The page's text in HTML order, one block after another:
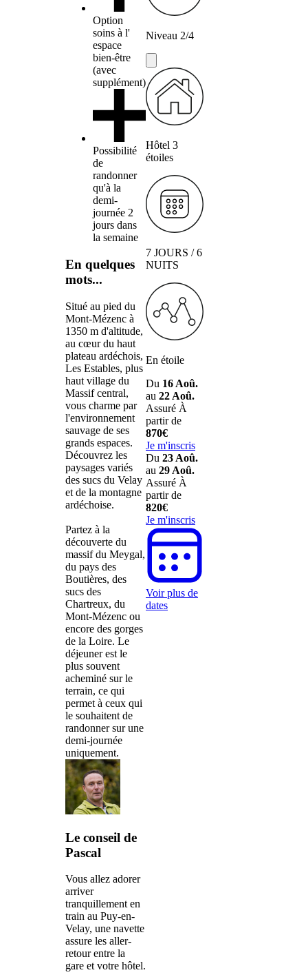
Option
soins à l'
espace
bien-être
(avec
supplément)
Possibilité
de
randonner
qu'à la
demi-
journée 2
jours dans
la semaine
En quelques
mots...
Situé au pied du
Mont-Mézenc à
1350 m d'altitude,
au cœur du haut
plateau ardéchois,
Les Estables, plus
haut village du
Massif central,
vous charme par
l'environnement
sauvage de ses
grands espaces.
Découvrez les
paysages variés
des sucs du Velay
et de la montagne
ardéchoise.
Partez à la
découverte du
massif du Meygal,
du pays des
Boutières, des
sucs des
Chartreux, du
Mont-Mézenc ou
encore des gorges
de la Loire. Le
déjeuner est le
plus souvent
acheminé sur le
terrain, ce qui
permet à ceux qui
le souhaitent de
randonner sur une
demi-journée
uniquement.
Le conseil de
Pascal
Vous allez adorer
arriver
tranquillement en
train au Puy-en-
Velay, une navette
assure les aller-
retour entre la
gare et votre hôtel.
Niveau 2/4
Hôtel 3
étoiles
7 JOURS / 6
NUITS
En étoile
Du 16 Aoû.
au 22 Aoû.
Assuré À
partir de
870€
Je m'inscris
Du 23 Aoû.
au 29 Aoû.
Assuré À
partir de
820€
Je m'inscris
Voir plus de
dates